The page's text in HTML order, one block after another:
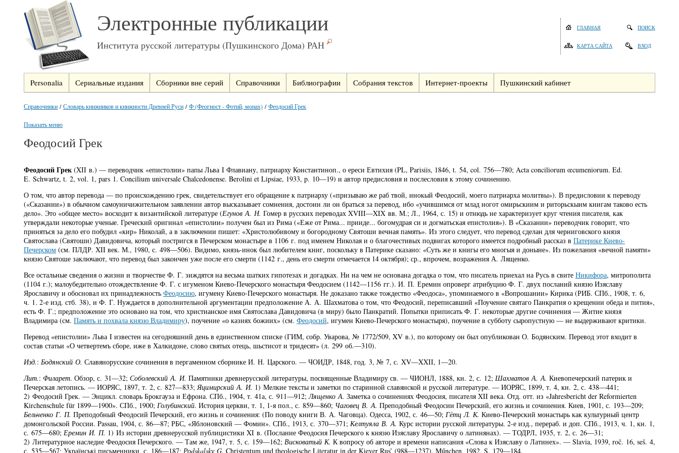
Электронные публикации
Института русской литературы (Пушкинского Дома) РАН
ГЛАВНАЯ
КАРТА САЙТА
ПОИСК
ВХОД
Personalia Сериальные издания Сборники вне серий Справочники Библиографии Собрания текстов Интернет-проекты Пушкинский кабинет
Справочники /Словарь книжников и книжности Древней Руси /Ф (Феогност - Фотий, монах) /Феодосий Грек
Показать меню
Феодосий Грек
Феодосий Грек (XII в.) — переводчик «епистолии» папы Льва I Флавиану, патриарху Константиноп., о ереси Евтихия (PL, Parisiis, 1846, t. 54, col. 756—780; Acta conciliorum œcumeniorum. Ed.
E. Schwartz, t. 2, vol. 1, pars 1. Concilium universale Chalcedonense. Berolini et Lipsiae, 1933, p. 10—19) и автор предисловия и послесловия к этому сочинению.
О том, что автор перевода — по происхождению грек, свидетельствует его обращение к патриарху («призываю же раб твой, инокый Феодосий, моего патриарха молитвы»). В предисловии к переводу
(«Сказании») в обычном самоуничижительном заявлении автор высказывает сомнения, достоин ли он браться за перевод, ибо «учившимся от млад ногот омирьскиим и риторьскыим книгам таково есть
дело». Это «общее место» восходит к византийской литературе (Егунов А. Н. Гомер в русских переводах XVIII—XIX вв. М.; Л., 1964, с. 15) и отнюдь не характеризует круг чтения писателя, как
утверждали некоторые ученые. Греческий оригинал «епистолии» получен был из Рима («Еже от Рима... прииде... богомудрая си и догматьская епистолия»). В «Сказании» переводчик говорит, что
приняться за дело его побудил «кир» Николай, а в заключении пишет: «Христолюбивому и богородному Святоши вечная память». Из этого следует, что перевод сделан для черниговского князя
Святослава (Святоши) Давидовича, который постригся в Печерском монастыре в 1106 г. под именем Николая и о благочестивых подвигах которого имеется подробный рассказ в Патерике Киево-
Печерском (см. ПЛДР. XII век. М., 1980, с. 498—506). Видимо, князь-инок был любителем книг, поскольку в Патерике сказано: «Суть же и книгы его многыя и доныне». Из пожелания «вечной памяти»
князю Святоше заключают, что перевод был закончен уже после его смерти (1142 г., день его смерти отмечается 14 октября); ср., впрочем, возражения А. Лященко.
Все остальные сведения о жизни и творчестве Ф. Г. зиждятся на весьма шатких гипотезах и догадках. Ни на чем не основана догадка о том, что писатель приехал на Русь в свите Никифора, митрополита
(1104 г.); малоубедительно отождествление Ф. Г. с игуменом Киево-Печерского монастыря Феодосием (1142—1156 гг.). И. П. Еремин опроверг атрибуцию Ф. Г. двух посланий князю Изяславу
Ярославичу и обосновал их принадлежность Феодосию, игумену Киево-Печерского монастыря. Не доказано также тождество «Феодоса», упоминаемого в «Вопрошании» Кирика (РИБ. СПб., 1908, т. 6,
ч. 1. 2-е изд. стб. 38), и Ф. Г. Нуждается в дополнительной аргументации предположение А. А. Шахматова о том, что Феодосий, переписавший «Поучение святаго Панкратия о крещении обеда и пития»,
есть Ф. Г.; предположение это основано на том, что христианское имя Святослава Давидовича (в миру) было Панкратий. Попытки приписать Ф. Г. некоторые другие сочинения — Житие князя
Владимира (см. Память и похвала князю Владимиру), поучение «о казнях божиих» (см. Феодосий, игумен Киево-Печерского монастыря), поучение в субботу сыропустную — не выдерживают критики.
Перевод «епистолии» Льва I известен на сегодняшний день в единственном списке (ГИМ, собр. Уварова, № 1772/509, XV в.), по которому он был опубликован О. Бодянским. Перевод этот входит в
состав статьи «О четвертемъ сборе, иже в Халкидоне, слово святых отець, шьстисот и тридесят» (л. 299 об.—310).
Изд.: Бодянский О. Славянорусские сочинения в пергаменном сборнике И. Н. Царского. — ЧОИДР, 1848, год. 3, № 7, с. XV—XXII, 1—20.
Лит.: Филарет. Обзор, с. 31—32; Соболевский А. И. Памятники древнерусской литературы, посвященные Владимиру св. — ЧИОНЛ, 1888, кн. 2, с. 12; Шахматов А. А. Киевопечерский патерик и
Печерская летопись. — ИОРЯС, 1897, т. 2, с. 827—833;Яцимирский А. И. 1) Мелкие тексты и заметки по старинной славянской и русской литературе. — ИОРЯС, 1899, т. 4, кн. 2, с. 438—441;
2) Феодосий Грек. — Энцикл. словарь Брокгауза и Ефрона. СПб., 1904, т. 41а, с. 911—912;Лященко А. Заметка о сочинениях Феодосия, писателя XII века. Отд. отт. из «Jahresbericht der Reformierten
Kirchenschule für 1899—1900». СПб., 1900; Голубинский. История церкви, т. 1, 1-я пол., с. 859—860; Чаговец В. А. Преподобный Феодосии Печерский, его жизнь и сочинения. Киев, 1901, с. 193—209;
Бельченко Г. П. Преподобный Феодосий Печерский, его жизнь и сочинения: (По поводу книги В. А. Чаговца). Одесса, 1902, с. 46—50; Гётц Л. К. Киево-Печерский монастырь как культурный центр
домонгольской России. Passau, 1904, с. 86—87; РБС, «Яблоновский — Фомин». СПб., 1913, с. 370—371; Келтуяла В. А. Курс истории русской литературы. 2-е изд., перераб. и доп. СПб., 1913, ч. 1, кн. 1,
с. 675—680; Еремин И. П. 1) Из истории древнерусской публицистики XI в. (Послание Феодосия Печерского к князю Изяславу Ярославичу о латинянах). — ТОДРЛ, 1935, т. 2, с. 26—31;
2) Литературное наследие Феодосия Печерского. — Там же, 1947, т. 5, с. 159—162; Висковатый К. К вопросу об авторе и времени написания «Слова к Изяславу о Латинех». — Slavia, 1939, roč. 16, seš. 4,
с. 535—567; Украïнськi письменники, с. 186—187; Роdskalskу G. Christentum und theologische Literatur in der Kiever Rus’ (988—1237). Műnchen, 1982, S. 179—184.